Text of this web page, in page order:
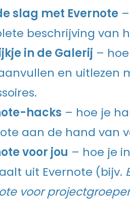
slag met Evernote
beschrijving van
in de Galerij –
en uitlezen
hacks – hoe je
aan de hand van
voor jou – hoe je
uit Evernote (bijv.
voor